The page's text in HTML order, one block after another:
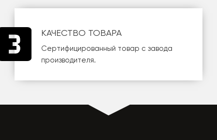
КАЧЕСТВО ТОВАРА
Сертифицированный товар с завода
производителя.